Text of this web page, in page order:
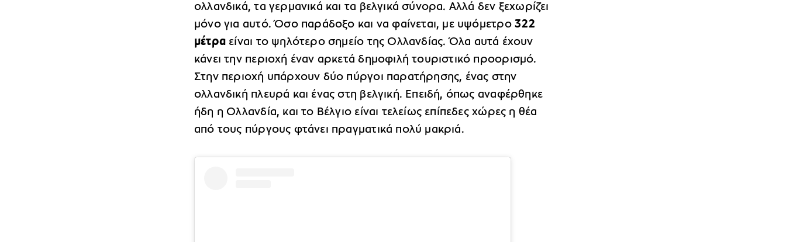
ολλανδικά, τα γερμανικά και τα βελγικά σύνορα. Αλλά δεν ξεχωρίζει
μόνο για αυτό. Όσο παράδοξο και να φαίνεται, με υψόμετρο 322
μέτρα είναι το ψηλότερο σημείο της Ολλανδίας. Όλα αυτά έχουν
κάνει την περιοχή έναν αρκετά δημοφιλή τουριστικό προορισμό.
Στην περιοχή υπάρχουν δύο πύργοι παρατήρησης, ένας στην
ολλανδική πλευρά και ένας στη βελγική. Επειδή, όπως αναφέρθηκε
ήδη η Ολλανδία, και το Βέλγιο είναι τελείως επίπεδες χώρες η θέα
από τους πύργους φτάνει πραγματικά πολύ μακριά.